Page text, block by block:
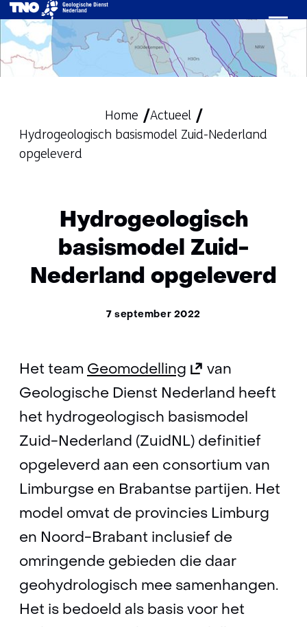
Ga
naar
de
inhoud
Home
Actueel
Hydrogeologisch basismodel Zuid-Nederland
opgeleverd
Hydrogeologisch
basismodel Zuid-
Nederland opgeleverd
7 september 2022
Het team Geomodelling (opent
in
nieuw
venster)
(verwijst
naar
een
andere
website)
van
Geologische Dienst Nederland heeft
het hydrogeologisch basismodel
Zuid-Nederland (ZuidNL) definitief
opgeleverd aan een consortium van
Limburgse en Brabantse partijen. Het
model omvat de provincies Limburg
en Noord-Brabant inclusief de
omringende gebieden die daar
geohydrologisch mee samenhangen.
Het is bedoeld als basis voor het